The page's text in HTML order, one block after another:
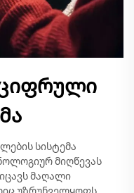
სისტემა
მიღწევას
მაღალი